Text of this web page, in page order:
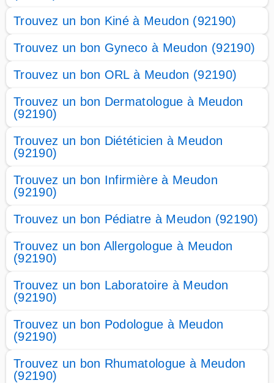
Trouvez un bon Kiné à Meudon (92190)
Trouvez un bon Gyneco à Meudon (92190)
Trouvez un bon ORL à Meudon (92190)
Trouvez un bon Dermatologue à Meudon
(92190)
Trouvez un bon Diététicien à Meudon
(92190)
Trouvez un bon Infirmière à Meudon
(92190)
Trouvez un bon Pédiatre à Meudon (92190)
Trouvez un bon Allergologue à Meudon
(92190)
Trouvez un bon Laboratoire à Meudon
(92190)
Trouvez un bon Podologue à Meudon
(92190)
Trouvez un bon Rhumatologue à Meudon
(92190)